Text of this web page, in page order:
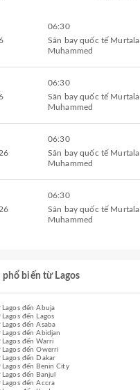
06:30
Sân bay quốc tế Murtala
Muhammed
06:30
Sân bay quốc tế Murtala
Muhammed
06:30
Sân bay quốc tế Murtala
Muhammed
06:30
Sân bay quốc tế Murtala
Muhammed
phổ biến từ Lagos
đến Abuja
đến Lagos
đến Asaba
đến Abidjan
đến Warri
đến Owerri
đến Dakar
đến Benin City
đến Banjul
đến Accra